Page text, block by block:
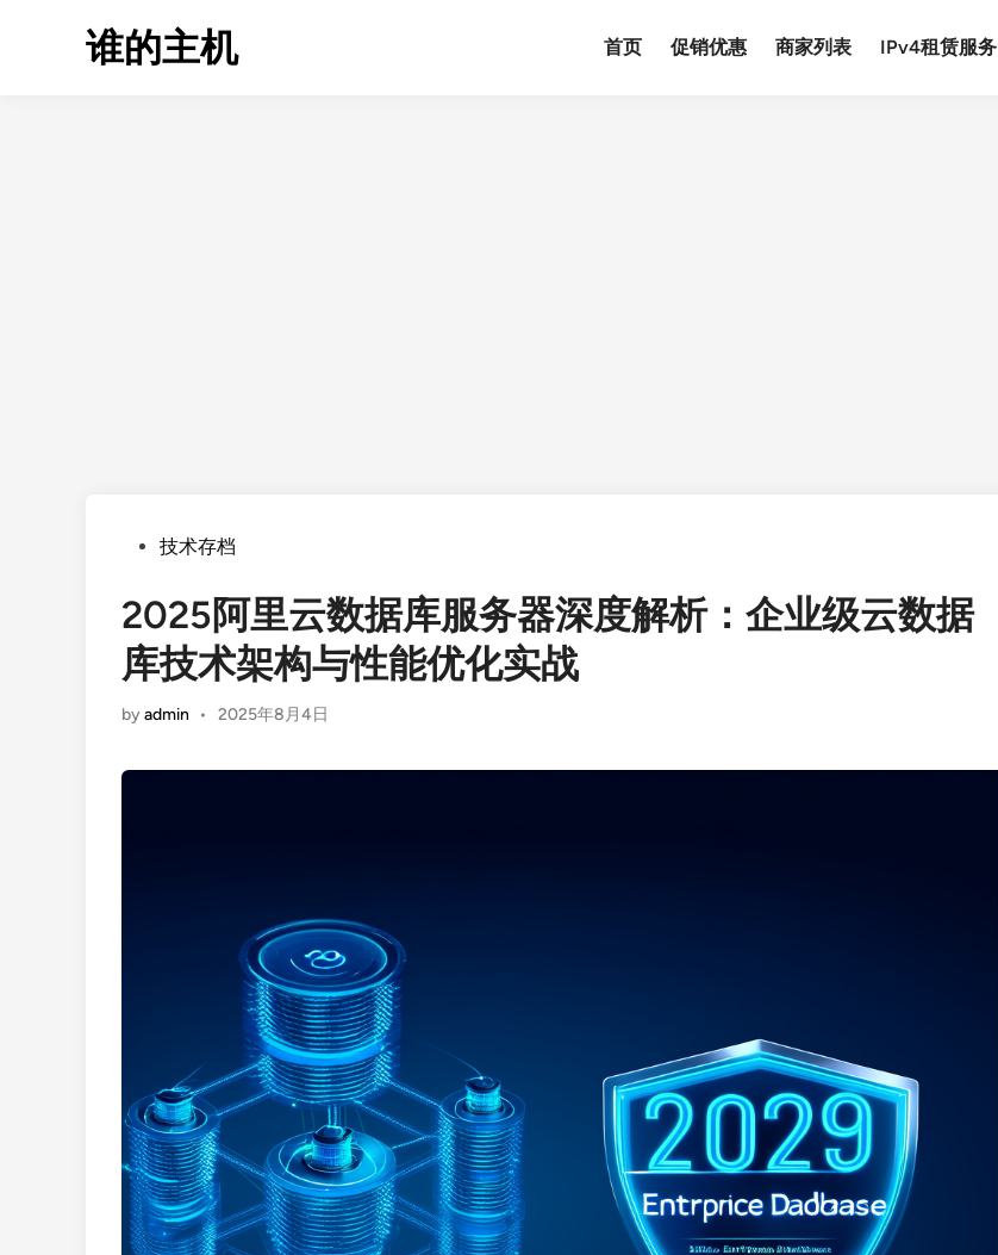
谁的主机 首页 促销优惠 商家列表 IPv4租赁服务
Posted技术存档
2025阿里云数据库服务器深度解析：企业级云数据
库技术架构与性能优化实战
byadmin • 2025年8月4日